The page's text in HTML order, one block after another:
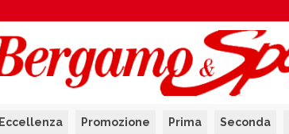
Eccellenza Promozione Prima Seconda